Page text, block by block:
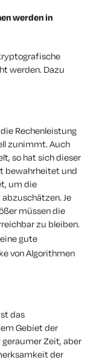
werden in
werden. Dazu
Rechenleistung
zunimmt. Auch
so hat sich dieser
bewahrheitet und
um die
Je
müssen die
zu bleiben.
gute
von Algorithmen
das
Gebiet der
Zeit, aber
der